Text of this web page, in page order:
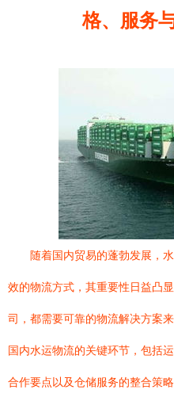
格、服务
随着国内贸易的蓬勃发展，
效的物流方式，其重要性日益凸
司，都需要可靠的物流解决方案
国内水运物流的关键环节，包括
合作要点以及仓储服务的整合策略